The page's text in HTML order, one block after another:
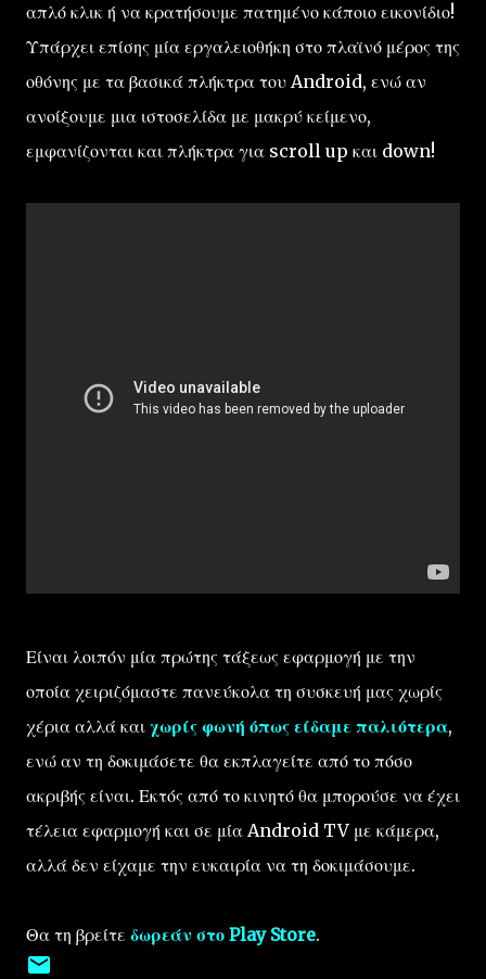
απλό κλικ ή να κρατήσουμε πατημένο κάποιο εικονίδιο!
Υπάρχει επίσης μία εργαλειοθήκη στο πλαϊνό μέρος της
οθόνης με τα βασικά πλήκτρα του Android, ενώ αν
ανοίξουμε μια ιστοσελίδα με μακρύ κείμενο,
εμφανίζονται και πλήκτρα για scroll up και down!
Είναι λοιπόν μία πρώτης τάξεως εφαρμογή με την
οποία χειριζόμαστε πανεύκολα τη συσκευή μας χωρίς
χέρια αλλά και χωρίς φωνή όπως είδαμε παλιότερα,
ενώ αν τη δοκιμάσετε θα εκπλαγείτε από το πόσο
ακριβής είναι. Εκτός από το κινητό θα μπορούσε να έχει
τέλεια εφαρμογή και σε μία Android TV με κάμερα,
αλλά δεν είχαμε την ευκαιρία να τη δοκιμάσουμε.
Θα τη βρείτε δωρεάν στο Play Store.